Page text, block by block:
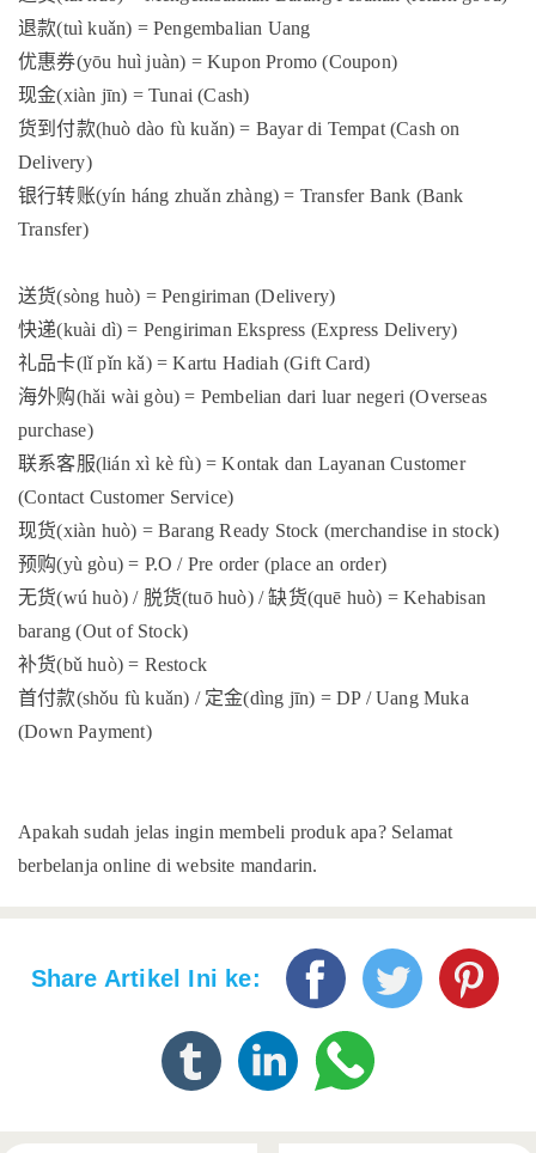
退款(tuì kuǎn) = Pengembalian Uang
优惠券(yōu huì juàn) = Kupon Promo (Coupon)
现金(xiàn jīn) = Tunai (Cash)
货到付款(huò dào fù kuǎn) = Bayar di Tempat (Cash on
Delivery)
银行转账(yín háng zhuǎn zhàng) = Transfer Bank (Bank
Transfer)
送货(sòng huò) = Pengiriman (Delivery)
快递(kuài dì) = Pengiriman Ekspress (Express Delivery)
礼品卡(lǐ pǐn kǎ) = Kartu Hadiah (Gift Card)
海外购(hǎi wài gòu) = Pembelian dari luar negeri (Overseas
purchase)
联系客服(lián xì kè fù) = Kontak dan Layanan Customer
(Contact Customer Service)
现货(xiàn huò) = Barang Ready Stock (merchandise in stock)
预购(yù gòu) = P.O / Pre order (place an order)
无货(wú huò) / 脱货(tuō huò) /缺货(quē huò) = Kehabisan
barang (Out of Stock)
补货(bǔ huò) = Restock
首付款(shǒu fù kuǎn) / 定金(dìng jīn) = DP / Uang Muka
(Down Payment)
Apakah sudah jelas ingin membeli produk apa? Selamat
berbelanja online di website mandarin.
Share Artikel Ini ke: